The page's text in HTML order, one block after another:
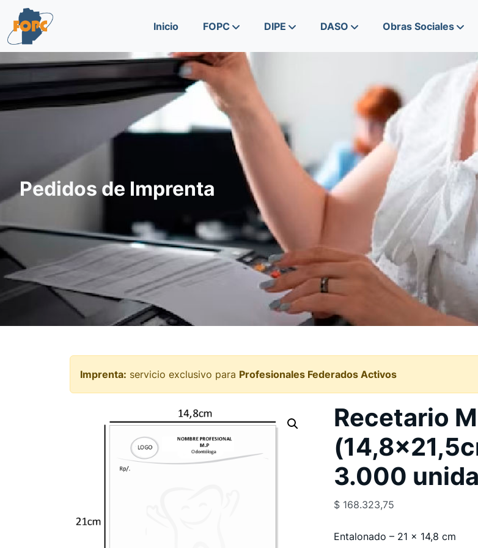
Skip to content
Skip to footer
Inicio
FOPC DIPE DASO Obras Sociales
Pedidos de Imprenta
Imprenta: servicio exclusivo para Profesionales Federados Activos
Recetario
3.000
$ 168.323,75
Entalonado – 21 x 14,8 cm